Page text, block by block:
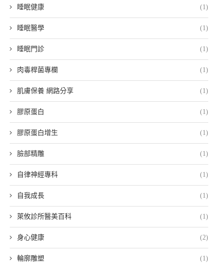
睡眠健康 (1)
睡眠醫學 (1)
睡眠門診 (1)
肉毒桿菌專欄 (1)
肌膚保養 網路分享 (1)
膠原蛋白 (1)
膠原蛋白增生 (1)
臉部精雕 (1)
自律神經專科 (1)
自我成長 (1)
萊攸診所醫美百科 (1)
身心健康 (2)
輪廓雕塑 (1)